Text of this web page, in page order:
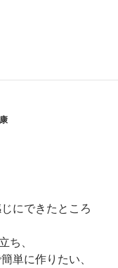
にできたところ
ち、
単に作りたい、